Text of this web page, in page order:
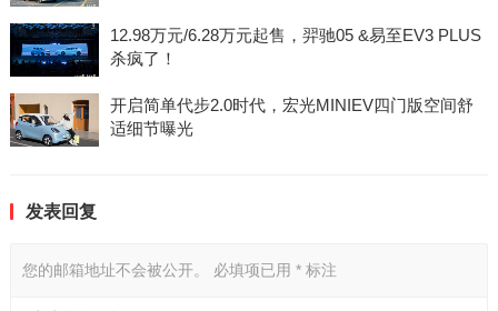
12.98万元/6.28万元起售，羿驰05 &易至EV3 PLUS
杀疯了！
开启简单代步2.0时代，宏光MINIEV四门版空间舒
适细节曝光
发表回复
您的邮箱地址不会被公开。 必填项已用 *标注